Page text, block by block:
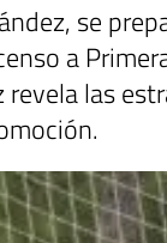
se
a
las